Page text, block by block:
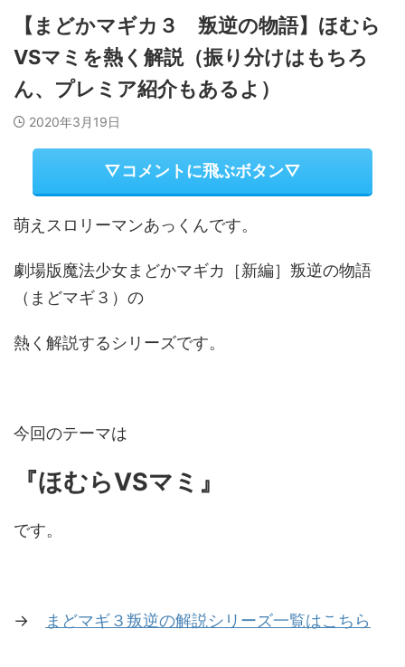
【まどかマギカ３ 叛逆の物語】ほむら
VSマミを熱く解説（振り分けはもちろ
ん、プレミア紹介もあるよ）
2020年3月19日
▽コメントに飛ぶボタン▽
萌えスロリーマンあっくんです。
劇場版魔法少女まどかマギカ［新編］叛逆の物語
（まどマギ３）の
熱く解説するシリーズです。
今回のテーマは
『ほむらVSマミ 』
です。
→ まどマギ３叛逆の解説シリーズ一覧はこちら